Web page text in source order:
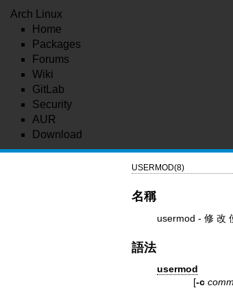
Arch Linux
Home
Packages
Forums
Wiki
GitLab
Security
AUR
Download
USERMOD(8)
名稱
usermod - 修 改
語法
usermod
[-c